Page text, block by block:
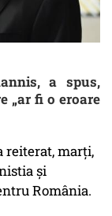
a spus,
„ar fi o eroare
reiterat, marţi,
şi
România.